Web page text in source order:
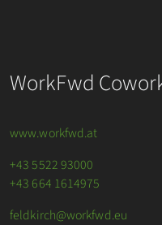
WorkFwd
www.workfwd.at
+43 5522 93000
+43 664 1614975
feldkirch@workfwd.eu